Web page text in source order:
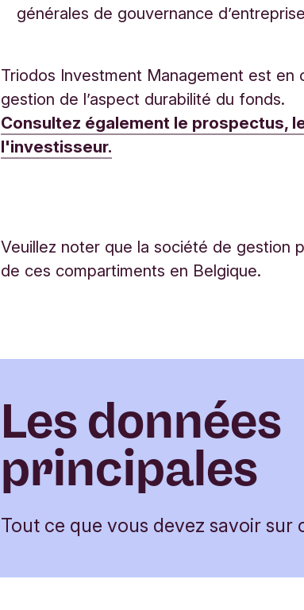
générales de gouvernance
Triodos Investment Management est en
gestion de l’aspect durabilité du fonds.
Consultez également le prospectus,
l'investisseur.
Veuillez noter que la société de gestion
de ces compartiments en Belgique.
Les données
principales
Tout ce que vous devez savoir sur